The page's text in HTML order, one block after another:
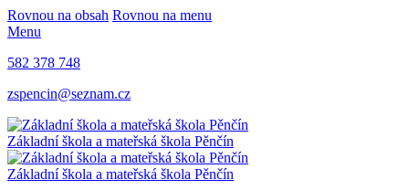
Rovnou na obsah Rovnou na menu
Menu
582 378 748
zspencin@seznam.cz
Základní škola a mateřská škola Pěnčín
Základní škola a mateřská škola Pěnčín